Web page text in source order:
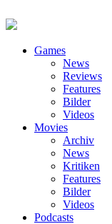
Games
News
Reviews
Features
Bilder
Videos
Movies
Archiv
News
Kritiken
Features
Bilder
Videos
Podcasts